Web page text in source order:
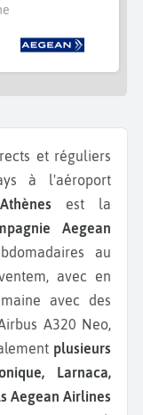
et réguliers
à l'aéroport
Athènes est la
Aegean
au
avec en
avec des
A320 Neo,
plusieurs
Larnaca,
Aegean Airlines